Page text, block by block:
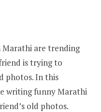
Marathi are trending
is trying to
photos. In this
writing funny Marathi
old photos.